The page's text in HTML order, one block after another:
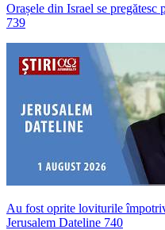
Orașele din Israel se pregătesc
739
Au fost oprite loviturile
Jerusalem Dateline 740